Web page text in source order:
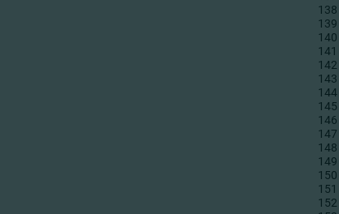
138
139
140
141
142
143
144
145
146
147
148
149
150
151
152